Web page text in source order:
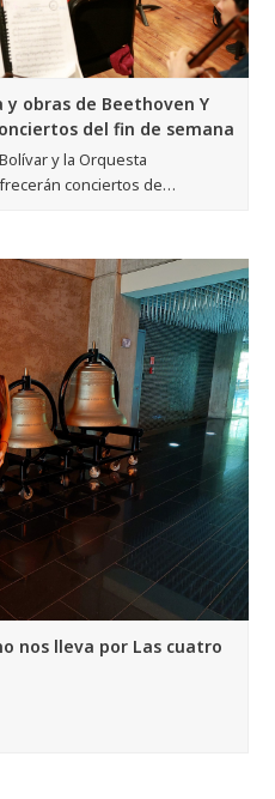
y obras de Beethoven Y
del fin de semana
y la Orquesta
conciertos de…
nos lleva por Las cuatro